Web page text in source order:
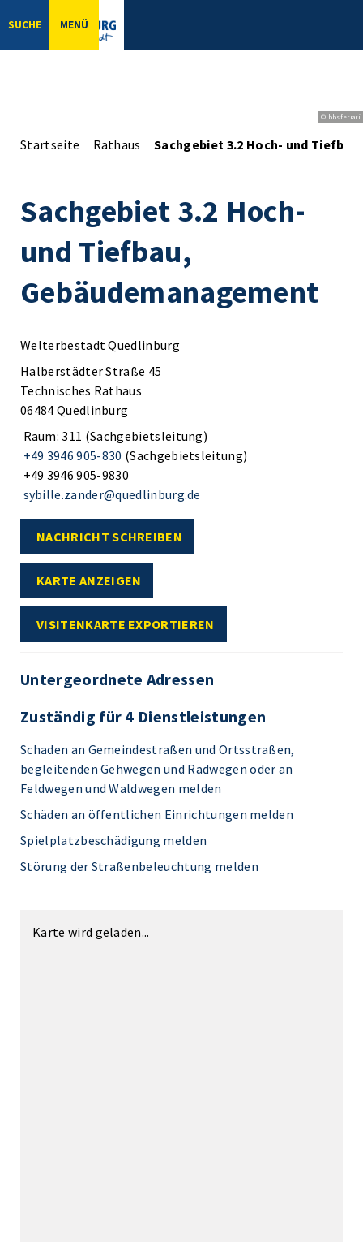
SUCHE MENÜ
© bbsferrari
Startseite Rathaus Sachgebiet 3.2 Hoch- und
Sachgebiet 3.2 Hoch-
und Tiefbau,
Gebäudemanagement
Welterbestadt Quedlinburg
Halberstädter Straße 45
Technisches Rathaus
06484 Quedlinburg
Raum: 311 (Sachgebietsleitung)
+49 3946 905-830 (Sachgebietsleitung)
+49 3946 905-9830
sybille.zander@quedlinburg.de
NACHRICHT SCHREIBEN
KARTE ANZEIGEN
VISITENKARTE EXPORTIEREN
Untergeordnete Adressen
Zuständig für 4 Dienstleistungen
Schaden an Gemeindestraßen und Ortsstraßen,
begleitenden Gehwegen und Radwegen oder an
Feldwegen und Waldwegen melden
Schäden an öffentlichen Einrichtungen melden
Spielplatzbeschädigung melden
Störung der Straßenbeleuchtung melden
Karte wird geladen...